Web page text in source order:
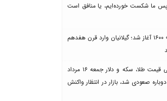
پس ما شکست خورده‌ایم، یا منافق است
«نوروزبل» ۱۶۰۰ آغاز شد؛ گیلانیان وارد قرن هفدهم
پیش بینی قیمت طلا، سکه و دلار جمعه ۱۶ مرداد
دوباره صعودی شد، بازار در انتظار واکنش